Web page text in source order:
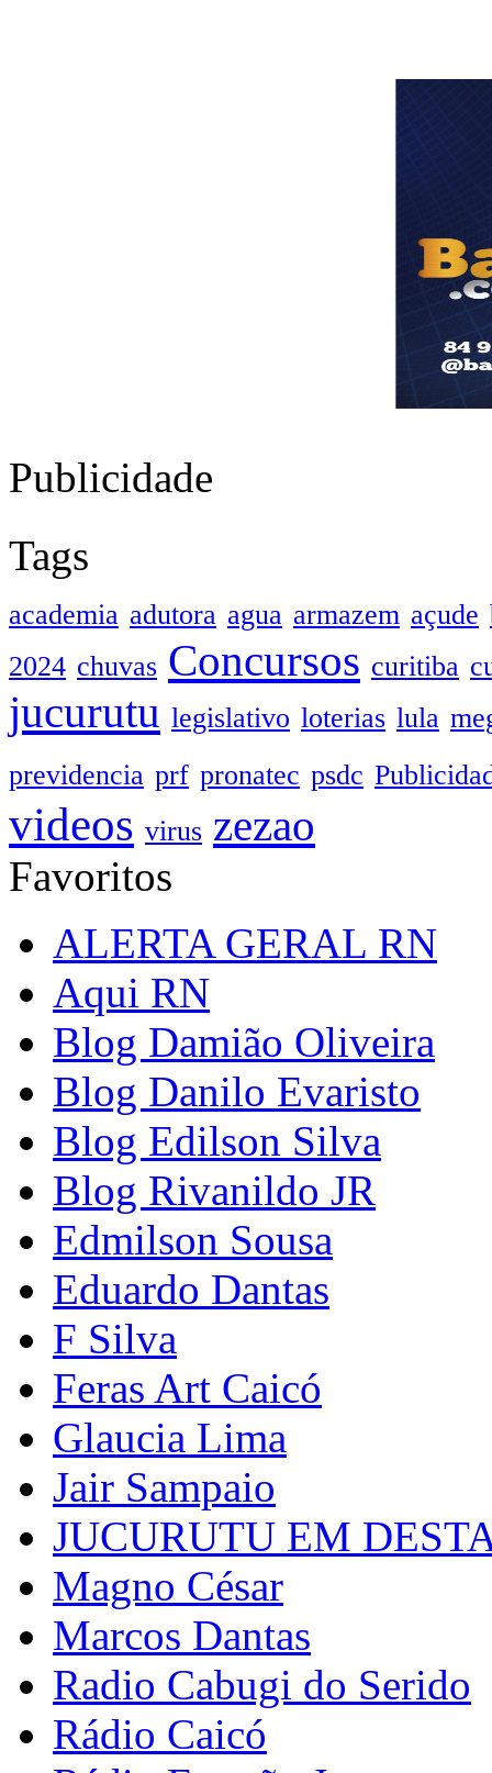
Publicidade
Tags
academia adutora agua armazem açude
2024 chuvas Concursos curitiba
jucurutu legislativo loterias lula
previdencia prf pronatec psdc
videos virus zezao
Favoritos
ALERTA GERAL RN
Aqui RN
Blog Damião Oliveira
Blog Danilo Evaristo
Blog Edilson Silva
Blog Rivanildo JR
Edmilson Sousa
Eduardo Dantas
F Silva
Feras Art Caicó
Glaucia Lima
Jair Sampaio
JUCURUTU EM
Magno César
Marcos Dantas
Radio Cabugi do Serido
Rádio Caicó